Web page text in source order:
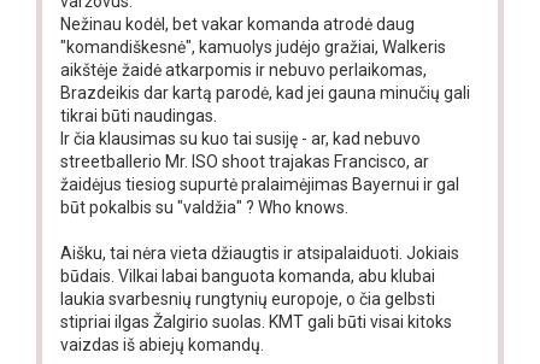
Nežinau kodėl, bet vakar komanda atrodė daug
"komandiškesnė", kamuolys judėjo gražiai, Walkeris
aikštėje žaidė atkarpomis ir nebuvo perlaikomas,
Brazdeikis dar kartą parodė, kad jei gauna minučių gali
tikrai būti naudingas.
Ir čia klausimas su kuo tai susiję - ar, kad nebuvo
streetballerio Mr. ISO shoot trajakas Francisco, ar
žaidėjus tiesiog supurtė pralaimėjimas Bayernui ir gal
būt pokalbis su "valdžia" ? Who knows.
Aišku, tai nėra vieta džiaugtis ir atsipalaiduoti. Jokiais
būdais. Vilkai labai banguota komanda, abu klubai
laukia svarbesnių rungtynių europoje, o čia gelbsti
stipriai ilgas Žalgirio suolas. KMT gali būti visai kitoks
vaizdas iš abiejų komandų.